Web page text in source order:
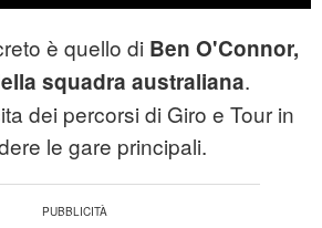
è quello di Ben O'Connor,
squadra australiana.
dei percorsi di Giro e Tour in
le gare principali.